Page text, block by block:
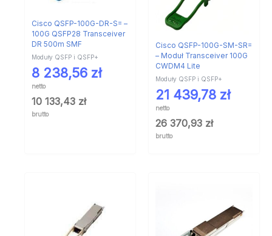
Cisco QSFP-100G-DR-S= –
100G QSFP28 Transceiver
DR 500m SMF
Moduły QSFP i QSFP+
8 238,56 zł
netto
10 133,43 zł
brutto
Cisco QSFP-100G-SM-SR=
– Moduł Transceiver 100G
CWDM4 Lite
Moduły QSFP i QSFP+
21 439,78 zł
netto
26 370,93 zł
brutto